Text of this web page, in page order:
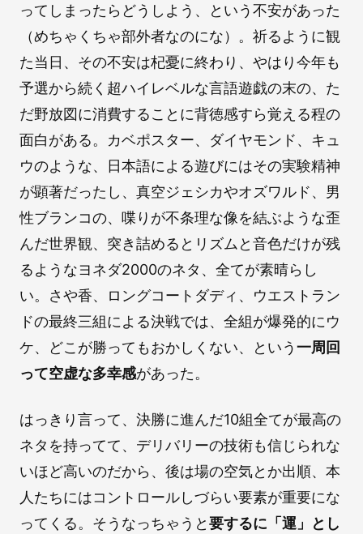
ってしまったらどうしよう、という不安があった
（めちゃくちゃ部外者なのにな）。祈るように観
た当日、その不安は杞憂に終わり、やはり今年も
予選から続く超ハイレベルな言語遊戯の末の、た
だ野放図に消費することに背徳感すら覚える程の
面白がある。カベポスター、ダイヤモンド、キュ
ウのような、日本語による遊びにはその実験精神
が顕著だったし、真空ジェシカやオズワルド、男
性ブランコの、喋りが不条理な像を結ぶような歪
んだ世界観、突き詰めるとリズムと音色だけが残
るようなヨネダ2000のネタ、全てが素晴らし
い。さや香、ロングコートダディ、ウエストラン
ドの最終三組による決戦では、全組が爆発的にウ
ケ、どこが勝ってもおかしくない、という一周回
って空虚な多幸感があった。
はっきり言って、決勝に進んだ10組全てが最高の
ネタを持ってて、デリバリーの技術も信じられな
いほど高いのだから、後は場の空気とか出順、本
人たちにはコントロールしづらい要素が重要にな
ってくる。そうなっちゃうと要するに「運」とし